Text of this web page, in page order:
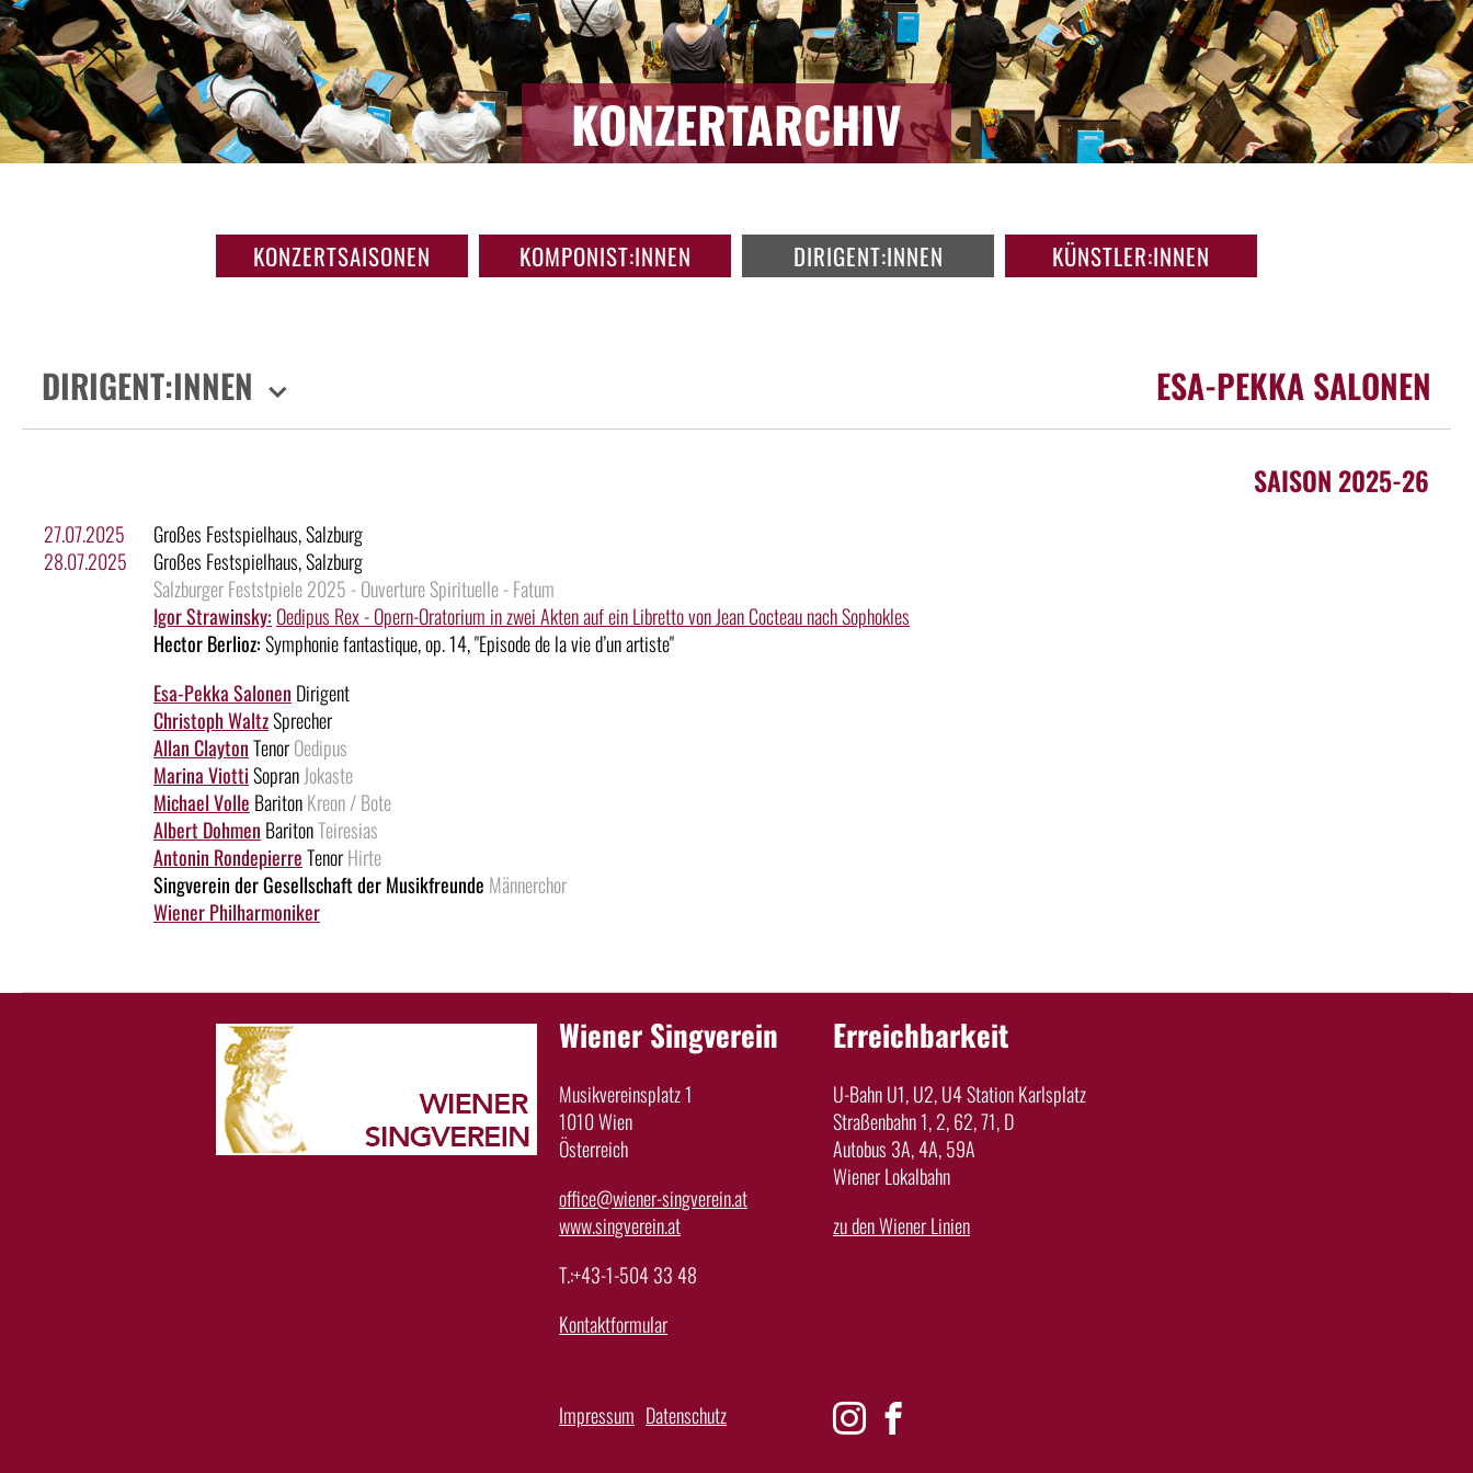
KONZERTARCHIV
KONZERTSAISONEN KOMPONIST:INNEN DIRIGENT:INNEN KÜNSTLER:INNEN
DIRIGENT:INNEN ESA-PEKKA SALONEN
SAISON 2025-26
27.07.2025
Großes Festspielhaus, Salzburg
28.07.2025
Großes Festspielhaus, Salzburg
Salzburger Feststpiele 2025 - Ouverture Spirituelle - Fatum
Igor Strawinsky: Oedipus Rex - Opern-Oratorium in zwei Akten auf ein Libretto von Jean Cocteau nach Sophokles
Hector Berlioz:Symphonie fantastique, op. 14, "Episode de la vie d’un artiste"
Esa-Pekka Salonen Dirigent
Christoph WaltzSprecher
Allan ClaytonTenorOedipus
Marina ViottiSopranJokaste
Michael Volle BaritonKreon / Bote
Albert Dohmen BaritonTeiresias
Antonin RondepierreTenorHirte
Singverein der Gesellschaft der Musikfreunde Männerchor
Wiener Philharmoniker
Wiener Singverein
Musikvereinsplatz 1
1010 Wien
Österreich
office@wiener-singverein.at
www.singverein.at
T.:+43-1-504 33 48
Kontaktformular
Erreichbarkeit
U-Bahn U1, U2, U4 Station Karlsplatz
Straßenbahn 1, 2, 62, 71, D
Autobus 3A, 4A, 59A
Wiener Lokalbahn
zu den Wiener Linien
Impressum Datenschutz